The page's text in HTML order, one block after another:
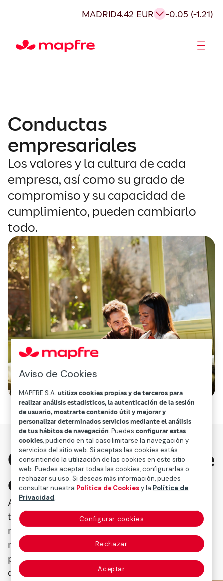
MADRID4.42 EUR -0.05 (-1.21)
Conductas
empresariales
Los valores y la cultura de cada
empresa, así como su grado de
compromiso y su capacidad de
cumplimiento, pueden cambiarlo
todo.
Cumplimiento frente
a promesas
A diferencia del cumplimiento corporativo
tradicional, que exigía a las empresas
respetar las leyes y normativas vigentes,
nuestra forma de gestión no solo se
pregunta qué es legal, sino también qué es
correcto.
Aviso de Cookies
MAPFRE S.A.utiliza cookies propias y de terceros para
realizar análisis estadísticos, la autenticación de la sesión
de usuario, mostrarte contenido útil y mejorar y
personalizar determinados servicios mediante el análisis
de tus hábitos de navegación. Puedesconfigurar estas
cookies, pudiendo en tal caso limitarse la navegación y
servicios del sitio web. Si aceptas las cookies estás
consintiendo la utilización de las cookies en este sitio
web. Puedes aceptar todas las cookies, configurarlas o
rechazar su uso. Si deseas más información, puedes
consultar nuestra Política de Cookiesy la Política de
Privacidad.
Configurar cookies
Rechazar
Aceptar